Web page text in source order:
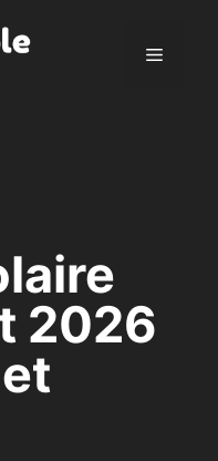
Menu
2026